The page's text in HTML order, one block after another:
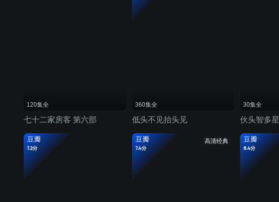
120集全
七十二家房客 第六部
360集全
低头不见抬头见
30集全
伙头智多星
豆瓣
7.2分
高清经典
豆瓣
7.4分
豆瓣
8.4分